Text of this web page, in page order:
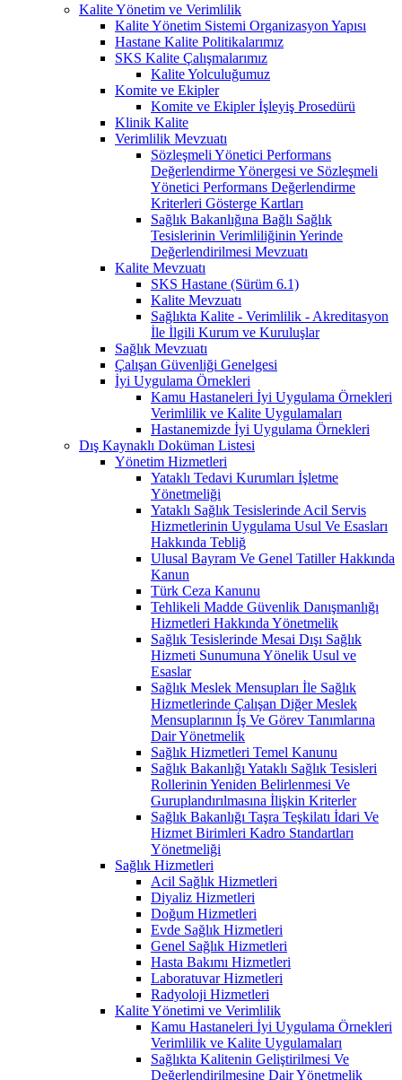
Kalite Yönetim ve Verimlilik
Kalite Yönetim Sistemi Organizasyon Yapısı
Hastane Kalite Politikalarımız
SKS Kalite Çalışmalarımız
Kalite Yolculuğumuz
Komite ve Ekipler
Komite ve Ekipler İşleyiş Prosedürü
Klinik Kalite
Verimlilik Mevzuatı
Sözleşmeli Yönetici Performans
Değerlendirme Yönergesi ve Sözleşmeli
Yönetici Performans Değerlendirme
Kriterleri Gösterge Kartları
Sağlık Bakanlığına Bağlı Sağlık
Tesislerinin Verimliliğinin Yerinde
Değerlendirilmesi Mevzuatı
Kalite Mevzuatı
SKS Hastane (Sürüm 6.1)
Kalite Mevzuatı
Sağlıkta Kalite - Verimlilik - Akreditasyon
İle İlgili Kurum ve Kuruluşlar
Sağlık Mevzuatı
Çalışan Güvenliği Genelgesi
İyi Uygulama Örnekleri
Kamu Hastaneleri İyi Uygulama Örnekleri
Verimlilik ve Kalite Uygulamaları
Hastanemizde İyi Uygulama Örnekleri
Dış Kaynaklı Doküman Listesi
Yönetim Hizmetleri
Yataklı Tedavi Kurumları İşletme
Yönetmeliği
Yataklı Sağlık Tesislerinde Acil Servis
Hizmetlerinin Uygulama Usul Ve Esasları
Hakkında Tebliğ
Ulusal Bayram Ve Genel Tatiller Hakkında
Kanun
Türk Ceza Kanunu
Tehlikeli Madde Güvenlik Danışmanlığı
Hizmetleri Hakkında Yönetmelik
Sağlık Tesislerinde Mesai Dışı Sağlık
Hizmeti Sunumuna Yönelik Usul ve
Esaslar
Sağlık Meslek Mensupları İle Sağlık
Hizmetlerinde Çalışan Diğer Meslek
Mensuplarının İş Ve Görev Tanımlarına
Dair Yönetmelik
Sağlık Hizmetleri Temel Kanunu
Sağlık Bakanlığı Yataklı Sağlık Tesisleri
Rollerinin Yeniden Belirlenmesi Ve
Guruplandırılmasına İlişkin Kriterler
Sağlık Bakanlığı Taşra Teşkilatı İdari Ve
Hizmet Birimleri Kadro Standartları
Yönetmeliği
Sağlık Hizmetleri
Acil Sağlık Hizmetleri
Diyaliz Hizmetleri
Doğum Hizmetleri
Evde Sağlık Hizmetleri
Genel Sağlık Hizmetleri
Hasta Bakımı Hizmetleri
Laboratuvar Hizmetleri
Radyoloji Hizmetleri
Kalite Yönetimi ve Verimlilik
Kamu Hastaneleri İyi Uygulama Örnekleri
Verimlilik ve Kalite Uygulamaları
Sağlıkta Kalitenin Geliştirilmesi Ve
Değerlendirilmesine Dair Yönetmelik